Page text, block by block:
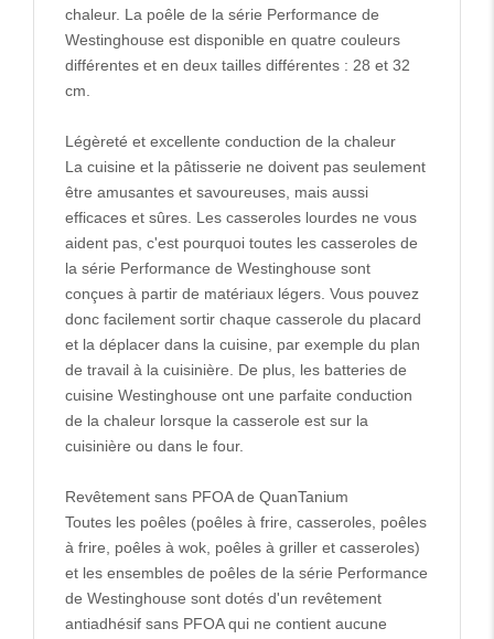
chaleur. La poêle de la série Performance de
Westinghouse est disponible en quatre couleurs
différentes et en deux tailles différentes : 28 et 32
cm.
Légèreté et excellente conduction de la chaleur
La cuisine et la pâtisserie ne doivent pas seulement
être amusantes et savoureuses, mais aussi
efficaces et sûres. Les casseroles lourdes ne vous
aident pas, c'est pourquoi toutes les casseroles de
la série Performance de Westinghouse sont
conçues à partir de matériaux légers. Vous pouvez
donc facilement sortir chaque casserole du placard
et la déplacer dans la cuisine, par exemple du plan
de travail à la cuisinière. De plus, les batteries de
cuisine Westinghouse ont une parfaite conduction
de la chaleur lorsque la casserole est sur la
cuisinière ou dans le four.
Revêtement sans PFOA de QuanTanium
Toutes les poêles (poêles à frire, casseroles, poêles
à frire, poêles à wok, poêles à griller et casseroles)
et les ensembles de poêles de la série Performance
de Westinghouse sont dotés d'un revêtement
antiadhésif sans PFOA qui ne contient aucune